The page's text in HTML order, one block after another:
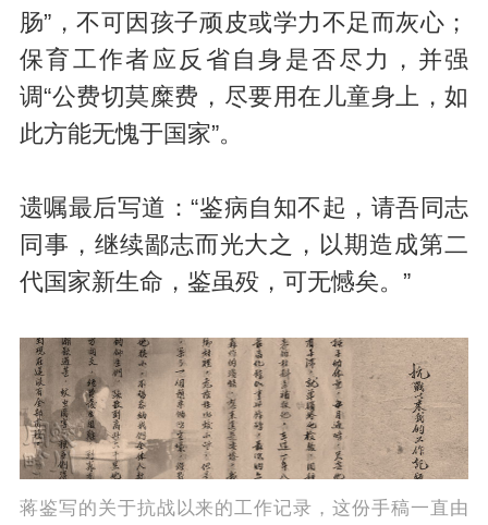
肠”，不可因孩子顽皮或学力不足而灰心；
保育工作者应反省自身是否尽力，并强
调“公费切莫糜费，尽要用在儿童身上，如
此方能无愧于国家”。
遗嘱最后写道：“鉴病自知不起，请吾同志
同事，继续鄙志而光大之，以期造成第二
代国家新生命，鉴虽殁，可无憾矣。”
蒋鉴写的关于抗战以来的工作记录，这份手稿一直由